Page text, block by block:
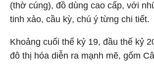
(thờ cúng), đồ dùng cao cấp, với
tinh xảo, cầu kỳ, chú ý từng chi tiết.
Khoảng cuối thế kỷ 19, đầu thế kỷ
đô thị hóa diễn ra mạnh mẽ, gốm